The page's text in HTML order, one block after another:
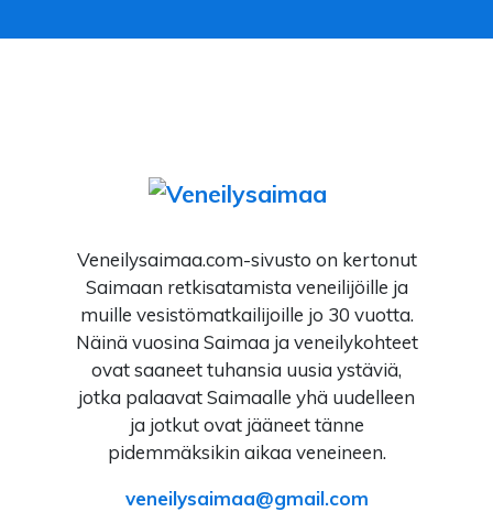
Veneilysaimaa.com-sivusto on kertonut
Saimaan retkisatamista veneilijöille ja
muille vesistömatkailijoille jo 30 vuotta.
Näinä vuosina Saimaa ja veneilykohteet
ovat saaneet tuhansia uusia ystäviä,
jotka palaavat Saimaalle yhä uudelleen
ja jotkut ovat jääneet tänne
pidemmäksikin aikaa veneineen.
veneilysaimaa
gmail.com